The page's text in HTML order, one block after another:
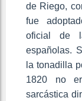
de Riego,
fue
oficial de
españolas.
la tonadilla
1820 no
sarcástica